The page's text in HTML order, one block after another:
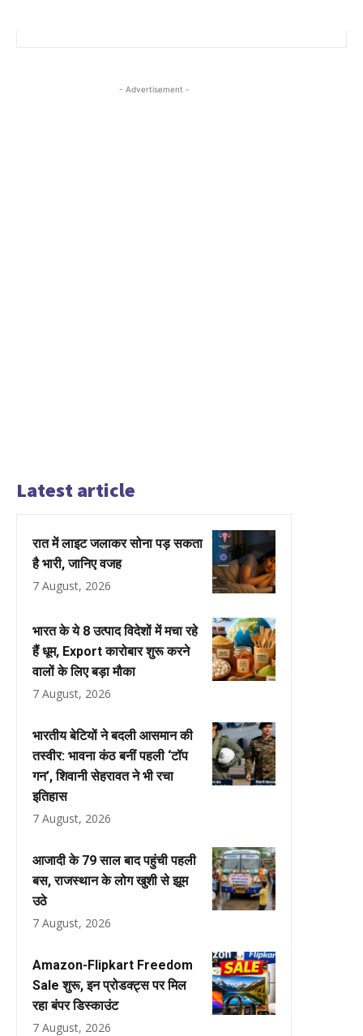
- Advertisement -
Latest article
रात में लाइट जलाकर सोना पड़ सकता
है भारी, जानिए वजह
7 August, 2026
भारत के ये 8 उत्पाद विदेशों में मचा रहे
हैं धूम, Export कारोबार शुरू करने
वालों के लिए बड़ा मौका
7 August, 2026
भारतीय बेटियों ने बदली आसमान की
तस्वीर: भावना कंठ बनीं पहली ‘टॉप
गन’, शिवानी सेहरावत ने भी रचा
इतिहास
7 August, 2026
आजादी के 79 साल बाद पहुंची पहली
बस, राजस्थान के लोग खुशी से झूम
उठे
7 August, 2026
Amazon-Flipkart Freedom
Sale शुरू, इन प्रोडक्ट्स पर मिल
रहा बंपर डिस्काउंट
7 August, 2026